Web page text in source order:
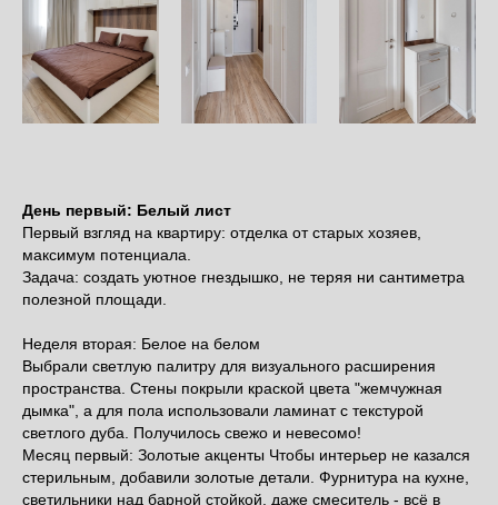
День первый: Белый лист
Первый взгляд на квартиру: отделка от старых хозяев,
максимум потенциала.
Задача: создать уютное гнездышко, не теряя ни сантиметра
полезной площади.
Неделя вторая: Белое на белом
Выбрали светлую палитру для визуального расширения
пространства. Стены покрыли краской цвета "жемчужная
дымка", а для пола использовали ламинат с текстурой
светлого дуба. Получилось свежо и невесомо!
Месяц первый: Золотые акценты Чтобы интерьер не казался
стерильным, добавили золотые детали. Фурнитура на кухне,
светильники над барной стойкой, даже смеситель - всё в